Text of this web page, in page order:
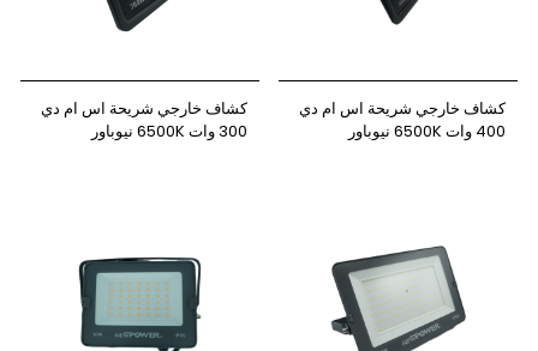
كشاف خارجي شريحة اس ام دي
400 وات 6500K نيوباور
كشاف خارجي شريحة اس ام دي
300 وات 6500K نيوباور